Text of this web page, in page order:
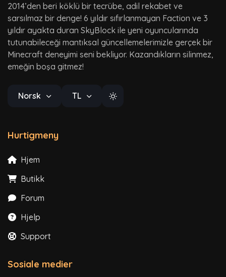
2014’den beri köklü bir tecrübe, adil rekabet ve
sarsılmaz bir denge! 6 yıldır sıfırlanmayan Faction ve 3
yıldır ayakta duran SkyBlock ile yeni oyuncularında
tutunabileceği mantıksal güncellemelerimizle gerçek bir
Minecraft deneyimi seni bekliyor. Kazandıkların silinmez,
emeğin boşa gitmez!
Norsk TL
Hurtigmeny
Hjem
Butikk
Forum
Hjelp
Support
Sosiale medier